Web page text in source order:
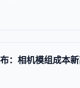
：相机模组成本